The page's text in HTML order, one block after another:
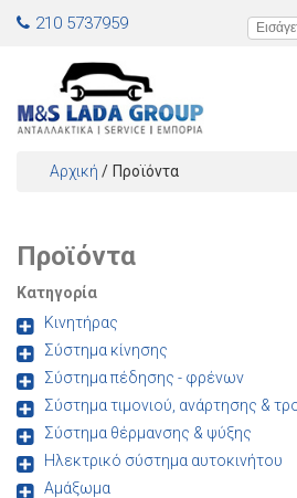
Jump to navigation
210 5737959
Είστε εδώ
Αρχική / Προϊόντα
Προϊόντα
Κατηγορία
Κινητήρας
Σύστημα κίνησης
Σύστημα πέδησης - φρένων
Σύστημα τιμονιού, ανάρτησης &
Σύστημα θέρμανσης & ψύξης
Ηλεκτρικό σύστημα αυτοκινήτου
Αμάξωμα